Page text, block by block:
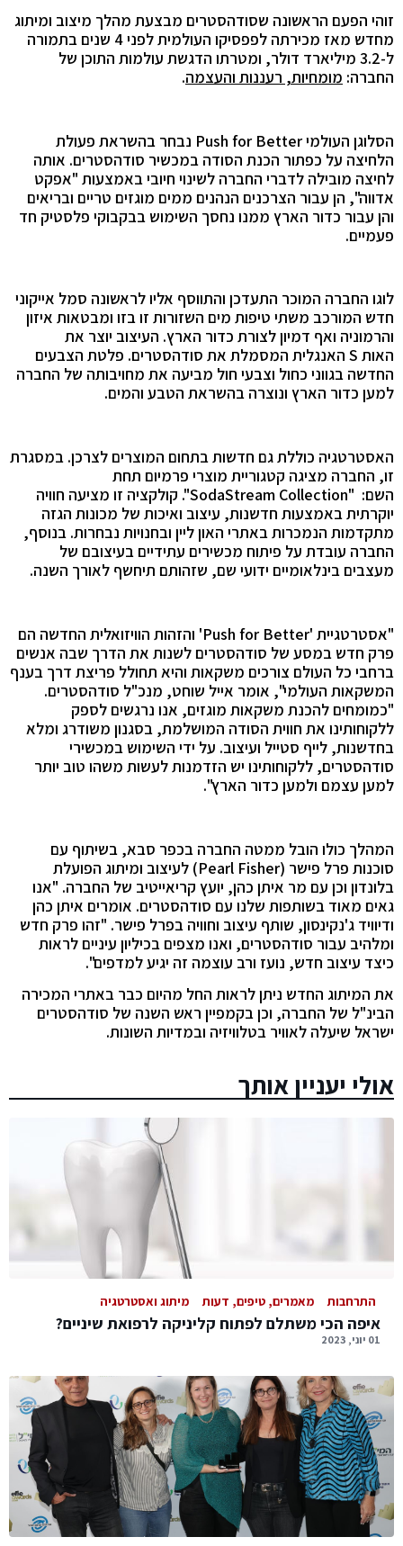
זוהי הפעם הראשונה שסודהסטרים מבצעת מהלך מיצוב ומיתוג
מחדש מאז מכירתה לפפסיקו העולמית לפני 4 שנים בתמורה
ל-3.2 מיליארד דולר, ומטרתו הדגשת עולמות התוכן של
החברה: מומחיות, רעננות והעצמה.
הסלוגן העולמיPush for Better נבחר בהשראת פעולת
הלחיצה על כפתור הכנת הסודה במכשיר סודהסטרים. אותה
לחיצה מובילה לדברי החברה לשינוי חיובי באמצעות "אפקט
אדווה", הן עבור הצרכנים הנהנים ממים מוגזים טריים ובריאים
והן עבור כדור הארץ ממנו נחסך השימוש בבקבוקי פלסטיק חד
פעמיים.
לוגו החברה המוכר התעדכן והתווסף אליו לראשונה סמל אייקוני
חדש המורכב משתי טיפות מים השזורות זו בזו ומבטאות איזון
והרמוניה ואף דמיון לצורת כדור הארץ. העיצוב יוצר את
האות S האנגלית המסמלת את סודהסטרים. פלטת הצבעים
החדשה בגווני כחול וצבעי חול מביעה את מחויבותה של החברה
למען כדור הארץ ונוצרה בהשראת הטבע והמים.
האסטרטגיה כוללת גם חדשות בתחום המוצרים לצרכן. במסגרת
זו, החברה מציגה קטגוריית מוצרי פרמיום תחת
השם: "
SodaStream Collection
". קולקציה זו מציעה חוויה
יוקרתית באמצעות חדשנות, עיצוב ואיכות של מכונות הגזה
מתקדמות הנמכרות באתרי האון ליין ובחנויות נבחרות. בנוסף,
החברה עובדת על פיתוח מכשירים עתידיים בעיצובם של
מעצבים בינלאומיים ידועי שם, שזהותם תיחשף לאורך השנה.
"אסטרטגיית '
Push for Better
' והזהות הוויזואלית החדשה הם
פרק חדש במסע של סודהסטרים לשנות את הדרך שבה אנשים
ברחבי כל העולם צורכים משקאות והיא תחולל פריצת דרך בענף
המשקאות העולמי", אומר אייל שוחט, מנכ"ל סודהסטרים.
"כמומחים להכנת משקאות מוגזים, אנו נרגשים לספק
ללקוחותינו את חווית הסודה המושלמת, בסגנון משודרג ומלא
בחדשנות, לייף סטייל ועיצוב. על ידי השימוש במכשירי
סודהסטרים, ללקוחותינו יש הזדמנות לעשות משהו טוב יותר
למען עצמם ולמען כדור הארץ".
המהלך כולו הובל ממטה החברה בכפר סבא, בשיתוף עם
סוכנות פרל פישר (
Pearl Fisher
) לעיצוב ומיתוג הפועלת
בלונדון וכן עם מר איתן כהן, יועץ קריאייטיב של החברה. "אנו
גאים מאוד בשותפות שלנו עם סודהסטרים. אומרים איתן כהן
ודיוויד ג'נקינסון, שותף עיצוב וחוויה בפרל פישר. "זהו פרק חדש
ומלהיב עבור סודהסטרים, ואנו מצפים בכיליון עיניים לראות
כיצד עיצוב חדש, נועז ורב עוצמה זה יגיע למדפים".
את המיתוג החדש ניתן לראות החל מהיום כבר באתרי המכירה
הבינ"ל של החברה, וכן בקמפיין ראש השנה של סודהסטרים
ישראל שיעלה לאוויר בטלוויזיה ובמדיות השונות.
אולי יעניין אותך
התרחבות מאמרים, טיפים, דעות מיתוג ואסטרטגיה
איפה הכי משתלם לפתוח קליניקה לרפואת שיניים?
01 יוני, 2023